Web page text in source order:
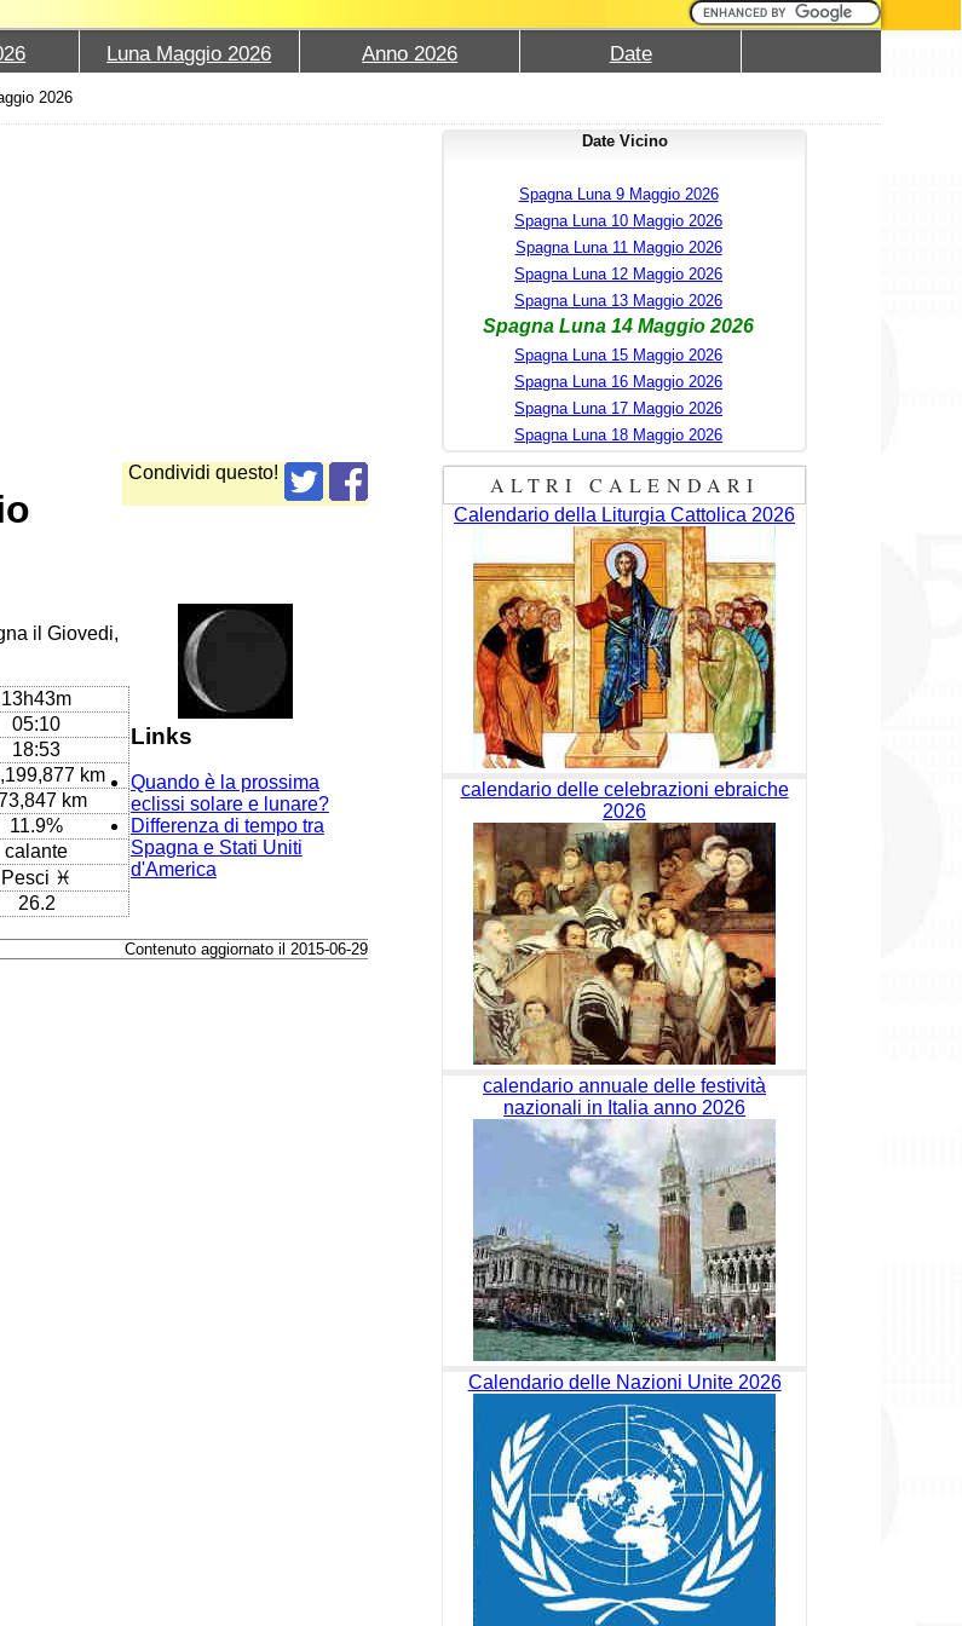
Luna Maggio 2026 Anno 2026 Date
2026
Condividi questo!
il Giovedi,
13h43m
05:10
18:53
km
km
11.9%
calante
Pesci ♓
26.2
Links
Quando è la prossima
eclissi solare e lunare?
Differenza di tempo tra
Spagna e Stati Uniti
d'America
Contenuto aggiornato il 2015-06-29
Date Vicino
Spagna Luna 9 Maggio 2026
Spagna Luna 10 Maggio 2026
Spagna Luna 11 Maggio 2026
Spagna Luna 12 Maggio 2026
Spagna Luna 13 Maggio 2026
Spagna Luna 14 Maggio 2026
Spagna Luna 15 Maggio 2026
Spagna Luna 16 Maggio 2026
Spagna Luna 17 Maggio 2026
Spagna Luna 18 Maggio 2026
ALTRI CALENDARI
Calendario della Liturgia Cattolica 2026
calendario delle celebrazioni ebraiche
2026
calendario annuale delle festività
nazionali in Italia anno 2026
Calendario delle Nazioni Unite 2026